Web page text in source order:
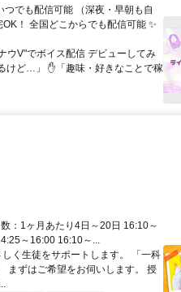
でも配信可能 （深夜・早朝も自
！ 全国どこからでも配信可能 ✨
ウV"でボイス配信 デビューしてみ
けど…」 ✋「趣味・好きなことで稼
：1ヶ月あたり4日～20日 16:10～
～16:00 16:10～...
く生徒をサポートします。 「一科
まずはご希望をお伺いします。 授